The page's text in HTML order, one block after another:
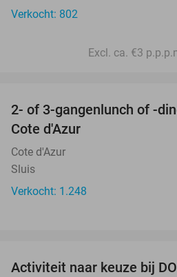
Verkocht: 802
Excl. ca. €3
2- of 3-gangenlunch of -
Cote d'Azur
Cote d'Azur
Sluis
Verkocht: 1.248
Activiteit naar keuze bij